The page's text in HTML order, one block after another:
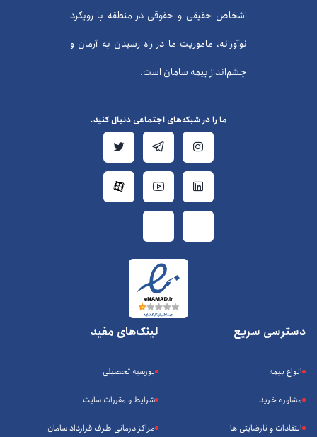
اشخاص حقیقی و حقوقی در منطقه با رویکرد
نوآورانه، ماموریت ما در راه رسیدن به آرمان و
چشم‌انداز بیمه سامان است.
دسترسی سریع
انواع بیمه
مشاوره خرید
انتقادات و نارضایتی ها
لینک‌های مفید
بورسیه تحصیلی
شرایط و مقررات سایت
مراکز درمانی طرف قرارداد سامان
ما را در شبکه‌های اجتماعی دنبال کنید.